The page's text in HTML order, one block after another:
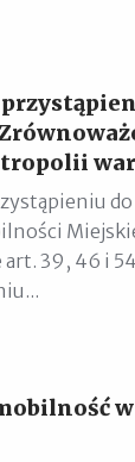
39, 46 i